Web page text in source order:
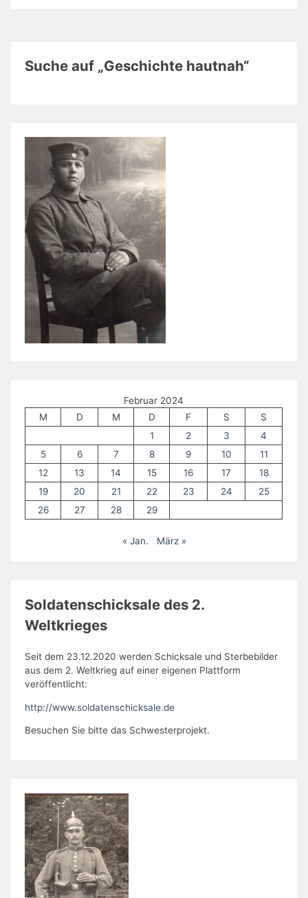
Suche auf „Geschichte hautnah“
Februar 2024
M
D M D F S
S
1
2 3
4
5
6 7 8 9 10
11
12
13 14 15 16 17
18
19
20 21 22 23 24
25
26
27 28 29
« Jan. März »
Soldatenschicksale des 2.
Weltkrieges
Seit dem 23.12.2020 werden Schicksale und Sterbebilder
aus dem 2. Weltkrieg auf einer eigenen Plattform
veröffentlicht:
http://www.soldatenschicksale.de
Besuchen Sie bitte das Schwesterprojekt.